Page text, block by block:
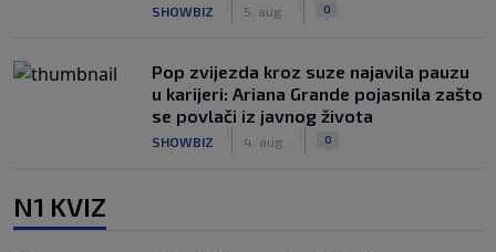
SHOWBIZ 5. aug. 0
Pop zvijezda kroz suze najavila pauzu
u karijeri: Ariana Grande pojasnila zašto
se povlači iz javnog života
SHOWBIZ 4. aug. 0
N1 KVIZ